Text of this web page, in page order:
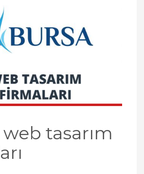
tasarım